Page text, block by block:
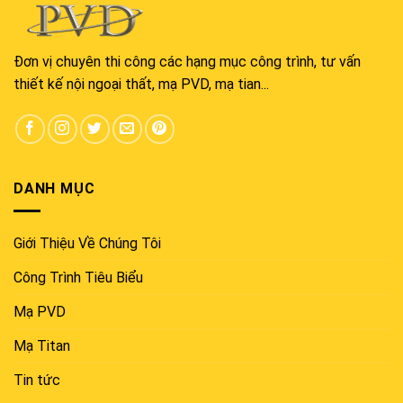
Đơn vị chuyên thi công các hạng mục công trình, tư vấn
thiết kế nội ngoại thất, mạ PVD, mạ tian...
DANH MỤC
Giới Thiệu Về Chúng Tôi
Công Trình Tiêu Biểu
Mạ PVD
Mạ Titan
Tin tức